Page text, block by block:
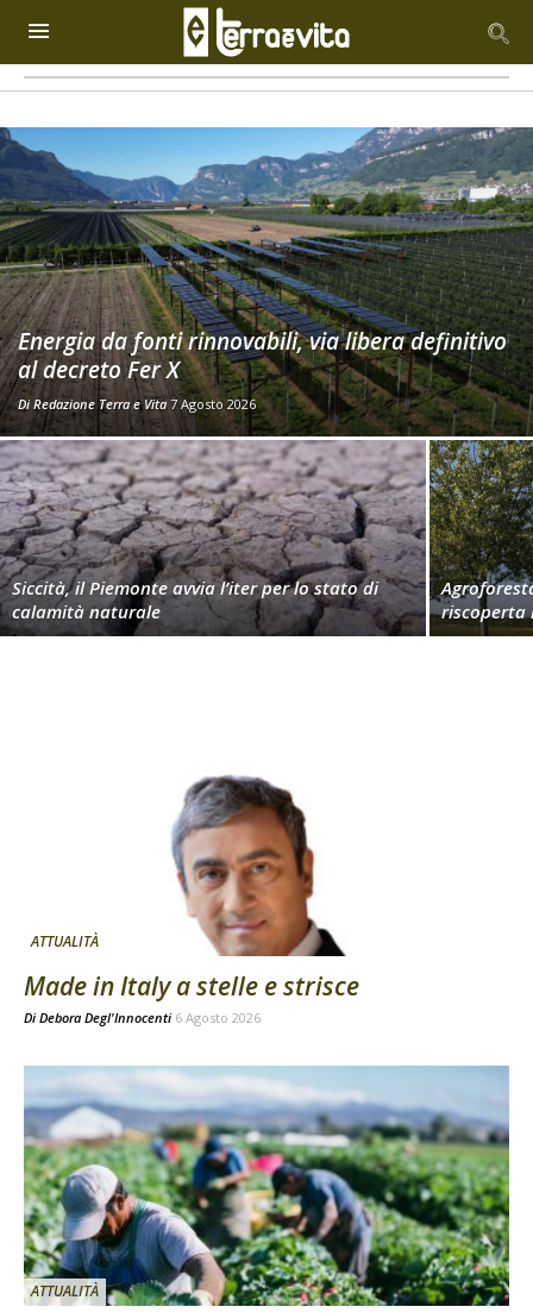
Energia da fonti rinnovabili, via libera definitivo
al decreto Fer X
Di Redazione Terra e Vita 7 Agosto 2026
Siccità, il Piemonte avvia l’iter per lo stato di
calamità naturale
riscoperta
ATTUALITÀ
Made in Italy a stelle e strisce
Di Debora Degl'Innocenti 6 Agosto 2026
ATTUALITÀ